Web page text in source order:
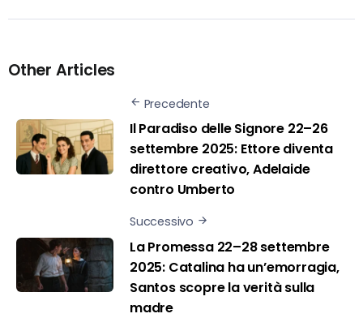
Other Articles
Precedente
Il Paradiso delle Signore 22–26
settembre 2025: Ettore diventa
direttore creativo, Adelaide
contro Umberto
Successivo
La Promessa 22–28 settembre
2025: Catalina ha un’emorragia,
Santos scopre la verità sulla
madre